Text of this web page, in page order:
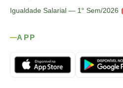
Igualdade Salarial — 1° Sem/2026
APP